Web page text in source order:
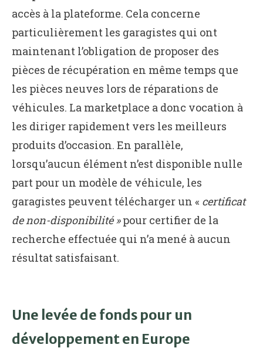
accès à la plateforme. Cela concerne
particulièrement les garagistes qui ont
maintenant l’obligation de proposer des
pièces de récupération en même temps que
les pièces neuves lors de réparations de
véhicules. La marketplace a donc vocation à
les diriger rapidement vers les meilleurs
produits d’occasion. En parallèle,
lorsqu’aucun élément n’est disponible nulle
part pour un modèle de véhicule, les
garagistes peuvent télécharger un « certificat
de non-disponibilité »pour certifier de la
recherche effectuée qui n’a mené à aucun
résultat satisfaisant.
Une levée de fonds pour un
développement en Europe